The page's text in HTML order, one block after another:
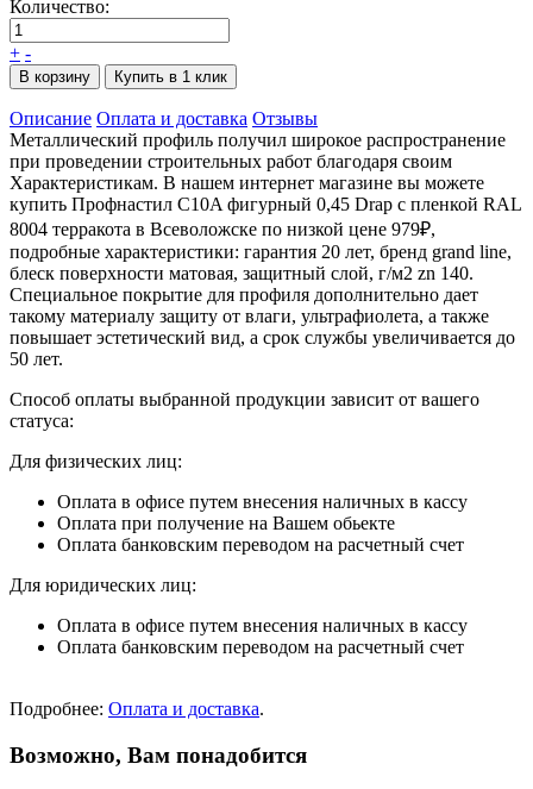
Количество:
+ -
В корзину Купить в 1 клик
Описание Оплата и доставка Отзывы
Металлический профиль получил широкое распространение
при проведении строительных работ благодаря своим
Характеристикам. В нашем интернет магазине вы можете
купить Профнастил С10A фигурный 0,45 Drap с пленкой RAL
8004 терракота в Всеволожске по низкой цене 979₽,
подробные характеристики: гарантия 20 лет, бренд grand line,
блеск поверхности матовая, защитный слой, г/м2 zn 140.
Специальное покрытие для профиля дополнительно дает
такому материалу защиту от влаги, ультрафиолета, а также
повышает эстетический вид, а срок службы увеличивается до
50 лет.
Способ оплаты выбранной продукции зависит от вашего
статуса:
Для физических лиц:
Оплата в офисе путем внесения наличных в кассу
Оплата при получение на Вашем обьекте
Оплата банковским переводом на расчетный счет
Для юридических лиц:
Оплата в офисе путем внесения наличных в кассу
Оплата банковским переводом на расчетный счет
Подробнее: Оплата и доставка.
Возможно, Вам понадобится